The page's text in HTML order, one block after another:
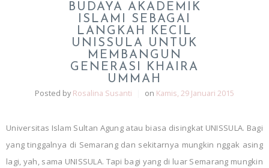
BUDAYA AKADEMIK
ISLAMI SEBAGAI
LANGKAH KECIL
UNISSULA UNTUK
MEMBANGUN
GENERASI KHAIRA
UMMAH
Posted by Rosalina Susanti on Kamis, 29 Januari 2015
Universitas Islam Sultan Agung atau biasa disingkat UNISSULA. Bagi
yang tinggalnya di Semarang dan sekitarnya mungkin nggak asing
lagi, yah, sama UNISSULA. Tapi bagi yang di luar Semarang mungkin